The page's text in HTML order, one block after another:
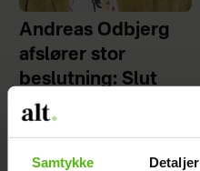
Samtykke Detaljer
Andreas Odbjerg
afslører stor
beslutning: Slut
efter to år